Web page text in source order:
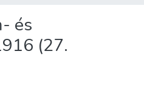
és
(27.